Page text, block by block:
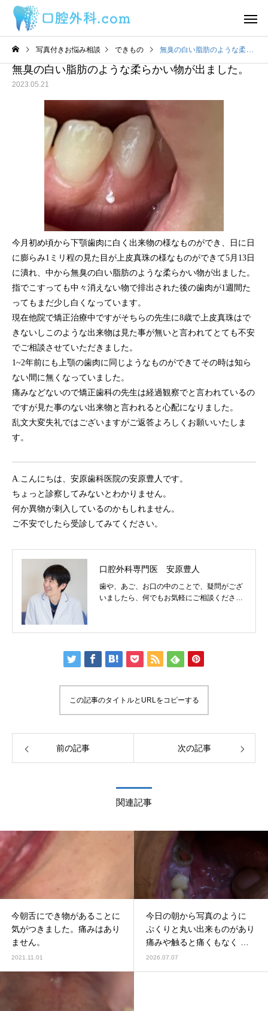
サービスサンプル4
2日前から丸印の所に痛み
があります。
ん。
写真付きお悩み相談 できもの 無臭の白い脂肪のような柔らかい物が出ました。
無臭の白い脂肪のような柔らかい物が出ました。
2023.05.21
今月初め頃から下顎歯肉に白く出来物の様なものができ、日に日
に膨らみ1ミリ程の見た目が上皮真珠の様なものができて5月13日
に潰れ、中から無臭の白い脂肪のような柔らかい物が出ました。
指でこすっても中々消えない物で排出された後の歯肉が1週間た
ってもまだ少し白くなっています。
現在他院で矯正治療中ですがそちらの先生に8歳で上皮真珠はで
きないしこのような出来物は見た事が無いと言われてとても不安
でご相談させていただきました。
1~2年前にも上顎の歯肉に同じようなものができてその時は知ら
ない間に無くなっていました。
痛みなどないので矯正歯科の先生は経過観察でと言われているの
ですが見た事のない出来物と言われると心配になりました。
乱文大変失礼ではございますがご返答よろしくお願いいたしま
す。
A.こんにちは、安原歯科医院の安原豊人です。
ちょっと診察してみないとわかりません。
何か異物が刺入しているのかもしれません。
ご不安でしたら受診してみてください。
口腔外科専門医 安原豊人
歯や、あご、お口の中のことで、疑問がござ
いましたら、何でもお気軽にご相談くださ
この記事のタイトルとURLをコピーする
前の記事 次の記事
関連記事
今朝舌にでき物があることに
気がつきました。痛みはあり
ません。
2021.11.01
今日の朝から写真のように
ぷくりと丸い出来ものがあり
痛みや触ると痛くもなく し
みる事もありません。
2026.07.07